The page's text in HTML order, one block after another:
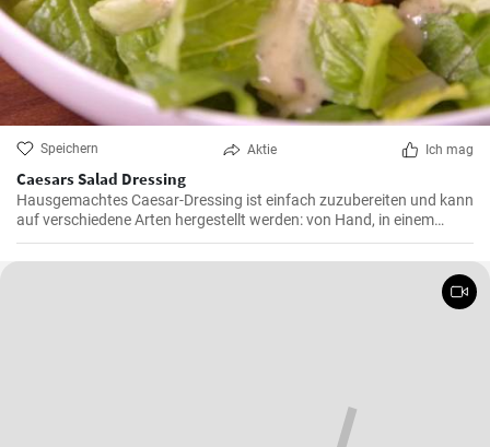
Speichern Aktie Ich mag
Caesars Salad Dressing
Hausgemachtes Caesar-Dressing ist einfach zuzubereiten und kann
auf verschiedene Arten hergestellt werden: von Hand, in einem
Mixer, in einer Küchenmaschine oder mit einem Stabmixer. Alle
Methoden sind schnell und einfach.